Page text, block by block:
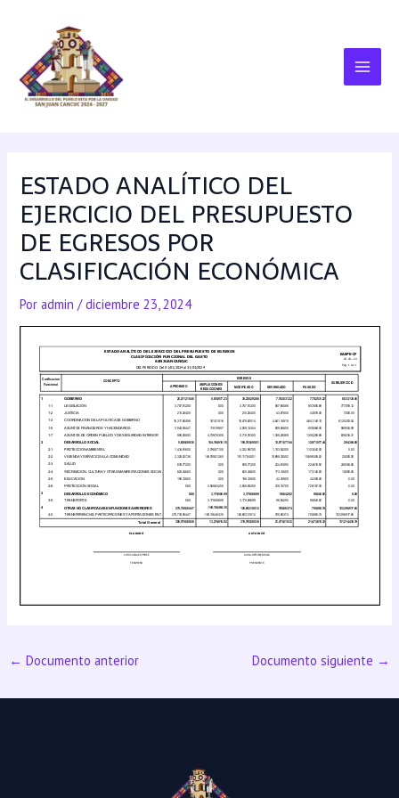
ESTADO ANALÍTICO DEL
EJERCICIO DEL PRESUPUESTO
DE EGRESOS POR
CLASIFICACIÓN ECONÓMICA
Poradmin/diciembre 23, 2024
← Documento anterior Documento siguiente →